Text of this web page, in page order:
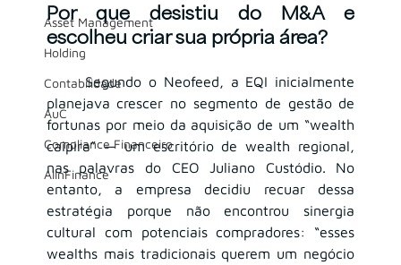
Asset Management
Holding
Contabilidade
AuC
Compliance Financeiro
AIInFinance
Por que desistiu do M&A e
escolheu criar sua própria área?
	Segundo o Neofeed, a EQI inicialmente
planejava crescer no segmento de gestão de
fortunas por meio da aquisição de um “wealth
caipira” — um escritório de wealth regional,
nas palavras do CEO Juliano Custódio. No
entanto, a empresa decidiu recuar dessa
estratégia porque não encontrou sinergia
cultural com potenciais compradores: “esses
wealths mais tradicionais querem um negócio